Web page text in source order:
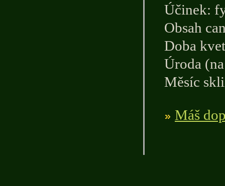
Účinek:
Obsah
Doba
Úroda
Měsíc
Máš